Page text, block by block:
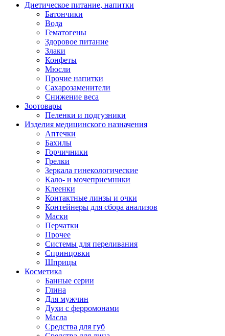
Диетическое питание, напитки
Батончики
Вода
Гематогены
Здоровое питание
Злаки
Конфеты
Мюсли
Прочие напитки
Сахарозаменители
Снижение веса
Зоотовары
Пеленки и подгузники
Изделия медицинского назначения
Аптечки
Бахилы
Горчичники
Грелки
Зеркала гинекологические
Кало- и мочеприемники
Клеенки
Контактные линзы и очки
Контейнеры для сбора анализов
Маски
Перчатки
Прочее
Системы для переливания
Спринцовки
Шприцы
Косметика
Банные серии
Глина
Для мужчин
Духи с ферромонами
Масла
Средства для губ